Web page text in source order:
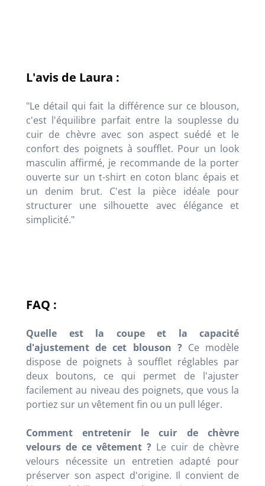
L'avis de Laura :
"Le détail qui fait la différence sur ce blouson,
c'est l'équilibre parfait entre la souplesse du
cuir de chèvre avec son aspect suédé et le
confort des poignets à soufflet. Pour un look
masculin affirmé, je recommande de la porter
ouverte sur un t-shirt en coton blanc épais et
un denim brut. C'est la pièce idéale pour
structurer une silhouette avec élégance et
simplicité."
FAQ :
Quelle est la coupe et la capacité
d'ajustement de cet blouson ? Ce modèle
dispose de poignets à soufflet réglables par
deux boutons, ce qui permet de l'ajuster
facilement au niveau des poignets, que vous la
portiez sur un vêtement fin ou un pull léger.
Comment entretenir le cuir de chèvre
velours de ce vêtement ? Le cuir de chèvre
velours nécessite un entretien adapté pour
préserver son aspect d'origine. Il convient de